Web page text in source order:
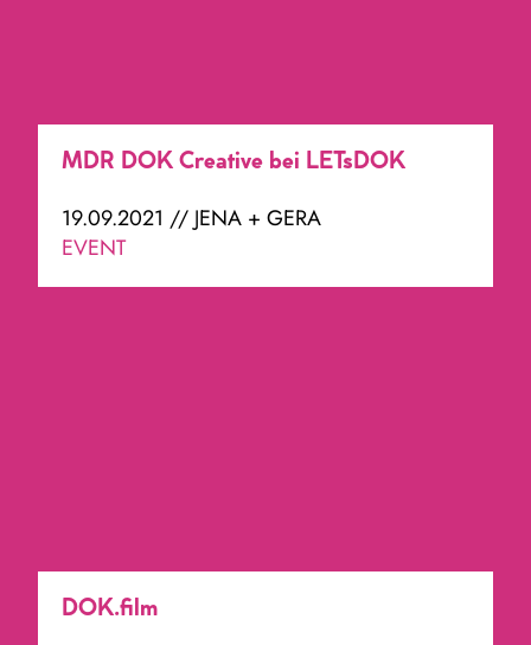
MDR DOK Creative bei LETsDOK
19.09.2021 // JENA + GERA
EVENT
DOK.film